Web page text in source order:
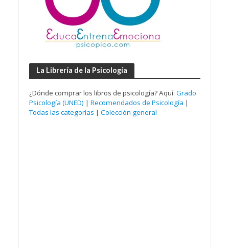
La Librería de la Psicología
¿Dónde comprar los libros de psicología? Aquí: Grado
Psicología (UNED) | Recomendados de Psicología |
Todas las categorías | Colección general